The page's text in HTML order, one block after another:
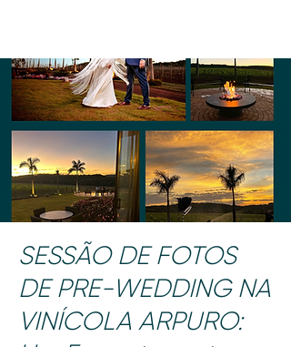
SESSÃO DE FOTOS
DE PRE-WEDDING NA
VINÍCOLA ARPURO: